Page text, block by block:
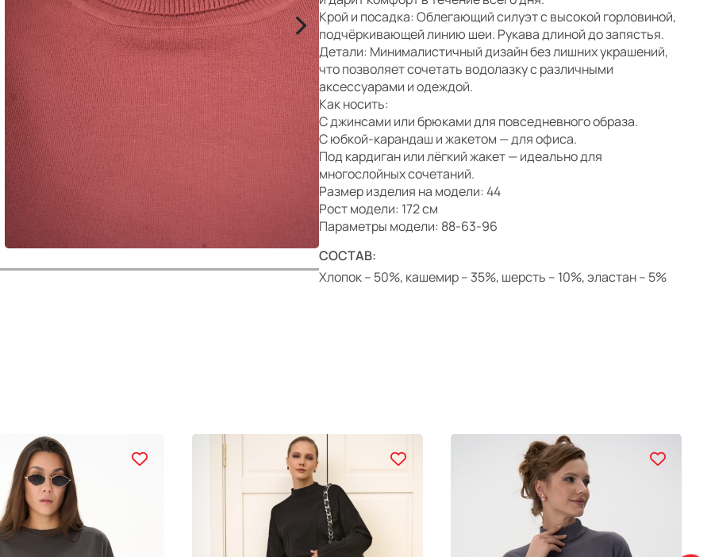
> Крой и посадка: Облегающий силуэт с высокой горловиной,
подчёркивающей линию шеи. Рукава длиной до запястья.
Детали: Минималистичный дизайн без лишних украшений,
что позволяет сочетать водолазку с различными
аксессуарами и одеждой.
Как носить:
С джинсами или брюками для повседневного образа.
С юбкой-карандаш и жакетом — для офиса.
Под кардиган или лёгкий жакет — идеально для
многослойных сочетаний.
Размер изделия на модели: 44
Рост модели: 172 см
Параметры модели: 88-63-96
СОСТАВ:
Хлопок – 50%, кашемир – 35%, шерсть – 10%, эластан – 5%